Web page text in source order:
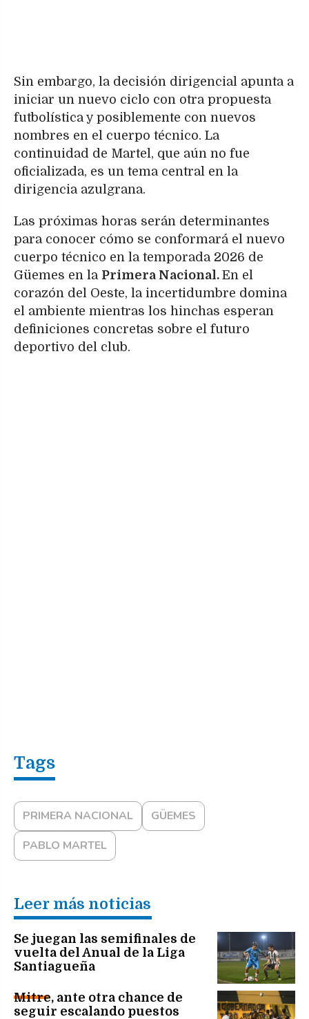
Sin embargo, la decisión dirigencial apunta a
iniciar un nuevo ciclo con otra propuesta
futbolística y posiblemente con nuevos
nombres en el cuerpo técnico. La
continuidad de Martel, que aún no fue
oficializada, es un tema central en la
dirigencia azulgrana.
Las próximas horas serán determinantes
para conocer cómo se conformará el nuevo
cuerpo técnico en la temporada 2026 de
Güemes en la Primera Nacional. En el
corazón del Oeste, la incertidumbre domina
el ambiente mientras los hinchas esperan
definiciones concretas sobre el futuro
deportivo del club.
PRIMERA NACIONAL
GÜEMES
PABLO MARTEL
Leer más noticias
Se juegan las semifinales de
vuelta del Anual de la Liga
Santiagueña
Mitre, ante otra chance de
seguir escalando puestos